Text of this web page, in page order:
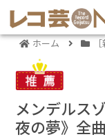
ホーム
メンデルス
夜の夢》全曲